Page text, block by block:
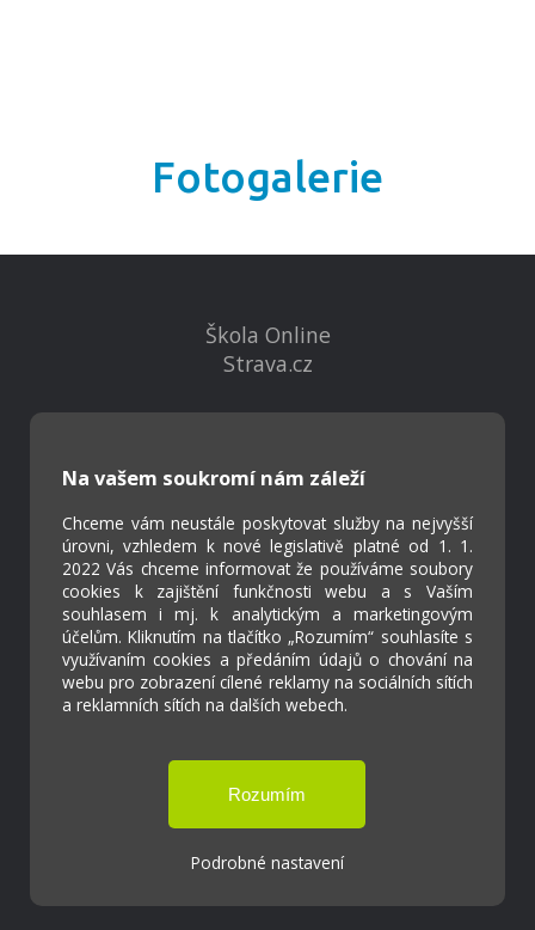
Fotogalerie
Na vašem soukromí nám záleží
Chceme vám neustále poskytovat služby na nejvyšší
úrovni, vzhledem k nové legislativě platné od 1. 1.
2022 Vás chceme informovat že používáme soubory
cookies k zajištění funkčnosti webu a s Vaším
souhlasem i mj. k analytickým a marketingovým
účelům. Kliknutím na tlačítko „Rozumím“ souhlasíte s
využívaním cookies a předáním údajů o chování na
webu pro zobrazení cílené reklamy na sociálních sítích
a reklamních sítích na dalších webech.
Podrobné nastavení
Škola Online
Strava.cz
Projekty
Cookies
Přístupnost
Přihlášení
Základní škola a Mateřská škola Ostrožská
Lhota